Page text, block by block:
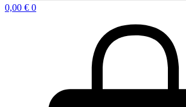
0,00 € 0